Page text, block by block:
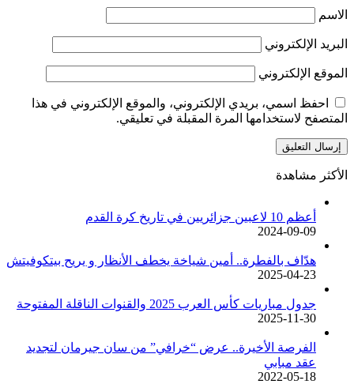
الاسم
البريد الإلكتروني
الموقع الإلكتروني
احفظ اسمي، بريدي الإلكتروني، والموقع الإلكتروني في هذا
المتصفح لاستخدامها المرة المقبلة في تعليقي.
الأكثر مشاهدة
أعظم 10 لاعبين جزائريين في تاريخ كرة القدم
2024-09-09
هدّاف بالفطرة.. أمين شياخة يخطف الأنظار و يريح بيتكوفيتش
2025-04-23
جدول مباريات كأس العرب 2025 والقنوات الناقلة المفتوحة
2025-11-30
الفرصة الأخيرة.. عرض “خرافي” من سان جيرمان لتجديد
عقد مبابي
2022-05-18